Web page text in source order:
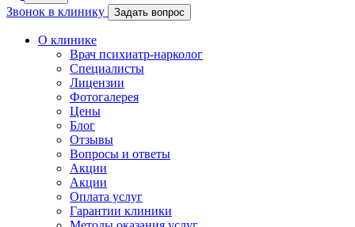
Звонок в клинику Задать вопрос
О клинике
Врач психиатр-нарколог
Специалисты
Лицензии
Фотогалерея
Цены
Блог
Отзывы
Вопросы и ответы
Акции
Акции
Оплата услуг
Гарантии клиники